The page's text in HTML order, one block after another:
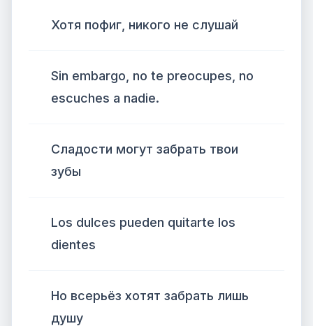
Хотя пофиг, никого не слушай
Sin embargo, no te preocupes, no
escuches a nadie.
Сладости могут забрать твои
зубы
Los dulces pueden quitarte los
dientes
Но всерьёз хотят забрать лишь
душу